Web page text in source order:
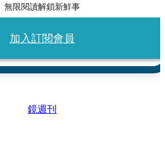
無限閱讀解鎖新鮮事
加入訂閱會員
鏡週刊